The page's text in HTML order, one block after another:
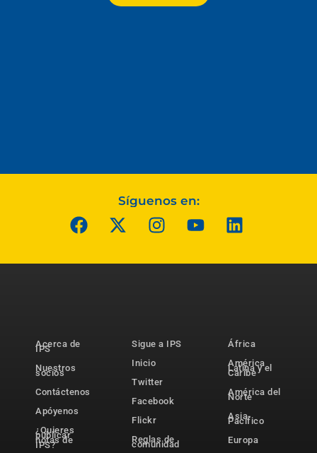
Síguenos en:
Acerca de
IPS
Nuestros
socios
Contáctenos
Apóyenos
¿Quieres
publicar
notas de
IPS?
Sigue a IPS
Inicio
Twitter
Facebook
Flickr
Reglas de
comunidad
África
América
Latina y el
Caribe
América del
Norte
Asia-
Pacífico
Europa